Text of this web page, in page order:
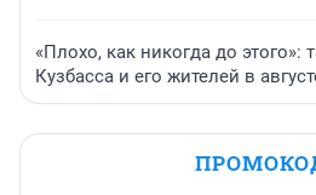
«Плохо, как никогда до этого»:
Кузбасса и его жителей в